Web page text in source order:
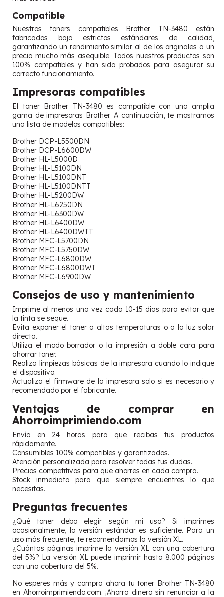
Compatible
Nuestros toners compatibles Brother TN-3480 están
fabricados bajo estrictos estándares de calidad,
garantizando un rendimiento similar al de los originales a un
precio mucho más asequible. Todos nuestros productos son
100% compatibles y han sido probados para asegurar su
correcto funcionamiento.
Impresoras compatibles
El toner Brother TN-3480 es compatible con una amplia
gama de impresoras Brother. A continuación, te mostramos
una lista de modelos compatibles:
Brother DCP-L5500DN
Brother DCP-L6600DW
Brother HL-L5000D
Brother HL-L5100DN
Brother HL-L5100DNT
Brother HL-L5100DNTT
Brother HL-L5200DW
Brother HL-L6250DN
Brother HL-L6300DW
Brother HL-L6400DW
Brother HL-L6400DWTT
Brother MFC-L5700DN
Brother MFC-L5750DW
Brother MFC-L6800DW
Brother MFC-L6800DWT
Brother MFC-L6900DW
Consejos de uso y mantenimiento
Imprime al menos una vez cada 10-15 días para evitar que
la tinta se seque.
Evita exponer el toner a altas temperaturas o a la luz solar
directa.
Utiliza el modo borrador o la impresión a doble cara para
ahorrar toner.
Realiza limpiezas básicas de la impresora cuando lo indique
el dispositivo.
Actualiza el firmware de la impresora solo si es necesario y
recomendado por el fabricante.
Ventajas de comprar en
Ahorroimprimiendo.com
Envío en 24 horas para que recibas tus productos
rápidamente.
Consumibles 100% compatibles y garantizados.
Atención personalizada para resolver todas tus dudas.
Precios competitivos para que ahorres en cada compra.
Stock inmediato para que siempre encuentres lo que
necesitas.
Preguntas frecuentes
¿Qué toner debo elegir según mi uso? Si imprimes
ocasionalmente, la versión estándar es suficiente. Para un
uso más frecuente, te recomendamos la versión XL.
¿Cuántas páginas imprime la versión XL con una cobertura
del 5%? La versión XL puede imprimir hasta 8.000 páginas
con una cobertura del 5%.
No esperes más y compra ahora tu toner Brother TN-3480
en Ahorroimprimiendo.com. ¡Ahorra dinero sin renunciar a la